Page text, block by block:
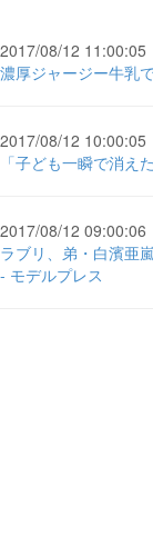
2017/08/12 11:00:05
濃厚ジャージー牛乳
2017/08/12 10:00:05
「子ども一瞬で消え
2017/08/12 09:00:06
ラブリ、弟・白濱亜
- モデルプレス